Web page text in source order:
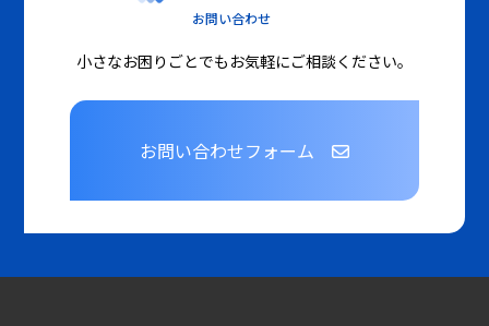
お問い合わせ
小さなお困りごとでもお気軽にご相談ください。
お問い合わせフォーム